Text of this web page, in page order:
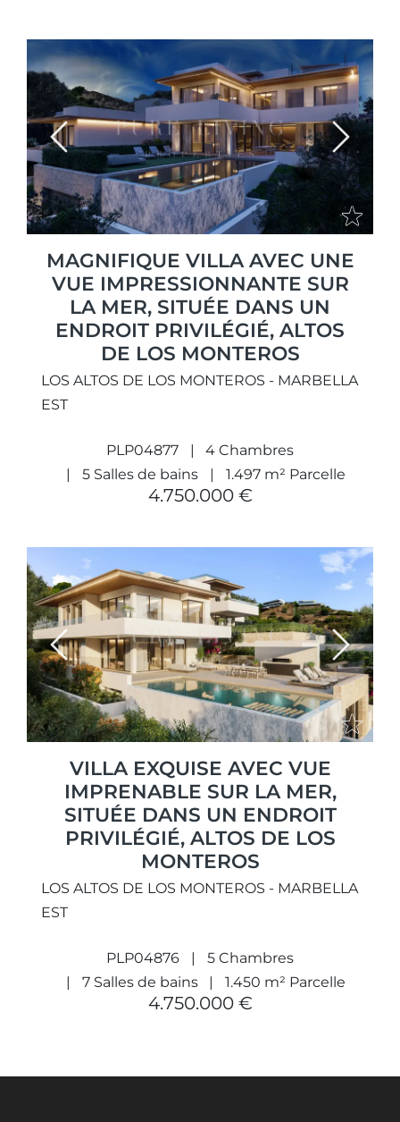
Previous Next
MAGNIFIQUE VILLA AVEC UNE
VUE IMPRESSIONNANTE SUR
LA MER, SITUÉE DANS UN
ENDROIT PRIVILÉGIÉ, ALTOS
DE LOS MONTEROS
LOS ALTOS DE LOS MONTEROS - MARBELLA
EST
PLP04877
4 Chambres
5 Salles de bains
1.497 m² Parcelle
4.750.000 €
Previous Next
VILLA EXQUISE AVEC VUE
IMPRENABLE SUR LA MER,
SITUÉE DANS UN ENDROIT
PRIVILÉGIÉ, ALTOS DE LOS
MONTEROS
LOS ALTOS DE LOS MONTEROS - MARBELLA
EST
PLP04876
5 Chambres
7 Salles de bains
1.450 m² Parcelle
4.750.000 €